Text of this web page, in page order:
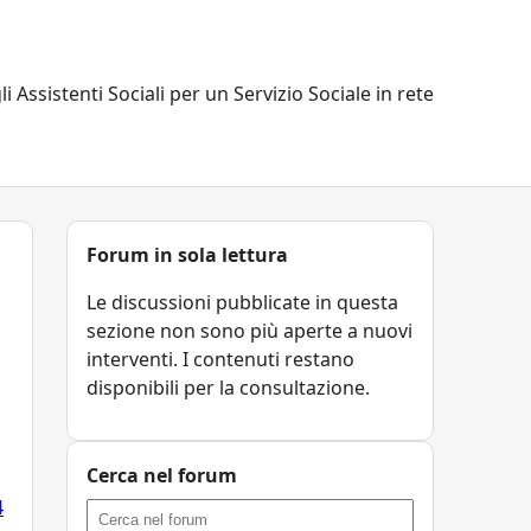
Assistenti Sociali per un Servizio Sociale in rete
Forum in sola lettura
Le discussioni pubblicate in questa
sezione non sono più aperte a nuovi
interventi. I contenuti restano
disponibili per la consultazione.
Cerca nel forum